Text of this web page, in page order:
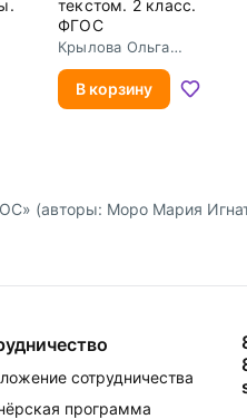
текстом. 2 класс.
ФГОС
Крылова Ольга
В корзину
(авторы: Моро Мария
сотрудничества
программа